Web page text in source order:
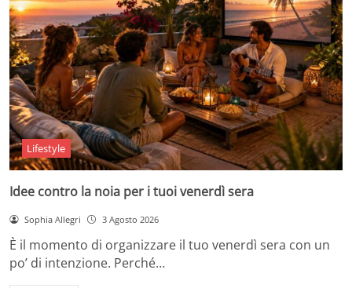
Lifestyle
Idee contro la noia per i tuoi venerdì sera
Sophia Allegri 3 Agosto 2026
È il momento di organizzare il tuo venerdì sera con un
po’ di intenzione. Perché…